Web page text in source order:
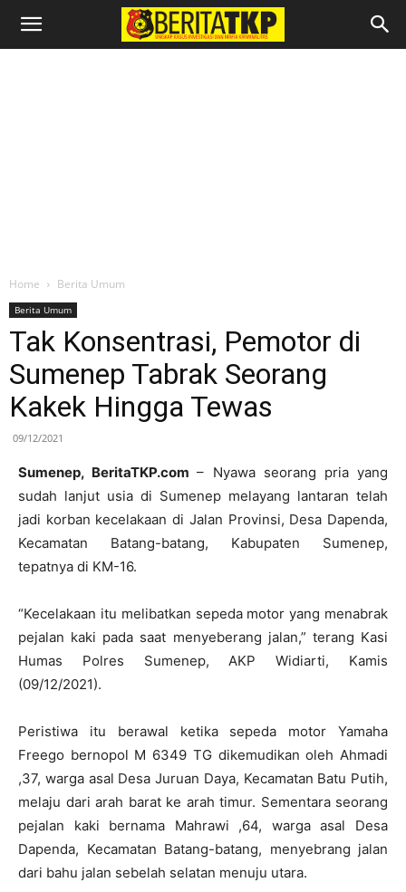
Home Berita Umum
Berita Umum
Tak Konsentrasi, Pemotor di
Sumenep Tabrak Seorang
Kakek Hingga Tewas
09/12/2021
Sumenep, BeritaTKP.com– Nyawa seorang pria yang
sudah lanjut usia di Sumenep melayang lantaran telah
jadi korban kecelakaan di Jalan Provinsi, Desa Dapenda,
Kecamatan Batang-batang, Kabupaten Sumenep,
tepatnya di KM-16.
“Kecelakaan itu melibatkan sepeda motor yang menabrak
pejalan kaki pada saat menyeberang jalan,” terang Kasi
Humas Polres Sumenep, AKP Widiarti, Kamis
(09/12/2021).
Peristiwa itu berawal ketika sepeda motor Yamaha
Freego bernopol M 6349 TG dikemudikan oleh Ahmadi
,37, warga asal Desa Juruan Daya, Kecamatan Batu Putih,
melaju dari arah barat ke arah timur. Sementara seorang
pejalan kaki bernama Mahrawi ,64, warga asal Desa
Dapenda, Kecamatan Batang-batang, menyebrang jalan
dari bahu jalan sebelah selatan menuju utara.